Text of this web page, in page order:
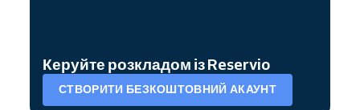
Керуйте розкладом із Reservio
СТВОРИТИ БЕЗКОШТОВНИЙ АКАУНТ